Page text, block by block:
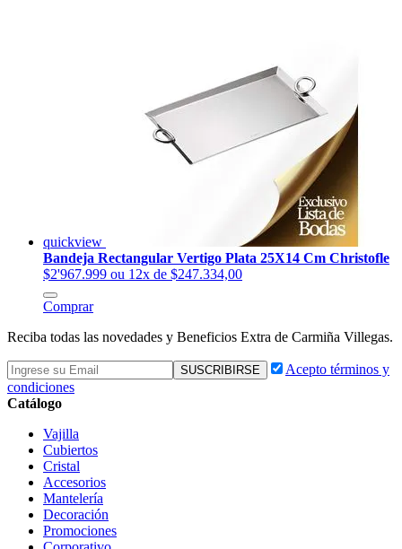
quickview
Bandeja Rectangular Vertigo Plata 25X14 Cm Christofle
$2'967.999 ou 12x de $247.334,00
Comprar
Reciba todas las novedades y Beneficios Extra de Carmiña Villegas.
Acepto términos y
condiciones
Catálogo
Vajilla
Cubiertos
Cristal
Accesorios
Mantelería
Decoración
Promociones